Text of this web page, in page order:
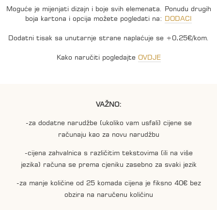
Moguće je mijenjati dizajn i boje svih elemenata. Ponudu drugih
boja kartona i opcija možete pogledati na: DODACI
Dodatni tisak sa unutarnje strane naplaćuje se +0,25€/kom.
Kako naručiti pogledajte OVDJE
VAŽNO:
-za dodatne narudžbe (ukoliko vam usfali) cijene se
računaju kao za novu narudžbu
-cijena zahvalnica s različitim tekstovima (ili na više
jezika) računa se prema cjeniku zasebno za svaki jezik
-za manje količine od 25 komada cijena je fiksno 40€ bez
obzira na naručenu količinu